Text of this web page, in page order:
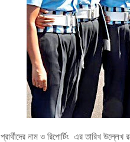
প্রার্থীদের নাম ও রিপোর্টিং এর তারিখ